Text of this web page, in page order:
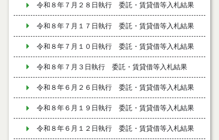
令和８年７月２８日執行 委託・賃貸借等入札結果
令和８年７月１７日執行 委託・賃貸借等入札結果
令和８年７月１０日執行 委託・賃貸借等入札結果
令和８年７月３日執行 委託・賃貸借等入札結果
令和８年６月２６日執行 委託・賃貸借等入札結果
令和８年６月１９日執行 委託・賃貸借等入札結果
令和８年６月１２日執行 委託・賃貸借等入札結果